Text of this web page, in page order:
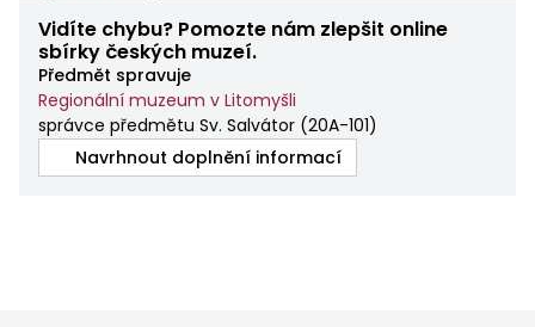
Vidíte chybu? Pomozte nám zlepšit online
sbírky českých muzeí.
Předmět spravuje
Regionální muzeum v Litomyšli
správce předmětu Sv. Salvátor (20A-101)
Navrhnout doplnění informací